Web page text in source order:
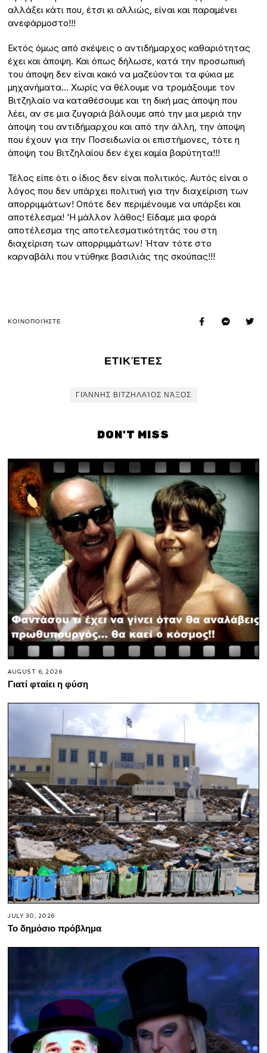
αλλάξει κάτι που, έτσι κι αλλιώς, είναι και παραμένει
ανεφάρμοστο!!!
Εκτός όμως από σκέψεις ο αντιδήμαρχος καθαριότητας
έχει και άποψη. Και όπως δήλωσε, κατά την προσωπική
του άποψη δεν είναι κακό να μαζεύονται τα φύκια με
μηχανήματα… Χωρίς να θέλουμε να τρομάξουμε τον
Βιτζηλαίο να καταθέσουμε και τη δική μας άποψη που
λέει, αν σε μια ζυγαριά βάλουμε από την μια μεριά την
άποψη του αντιδήμαρχου και από την άλλη, την άποψη
που έχουν για την Ποσειδωνία οι επιστήμονες, τότε η
άποψη του Βιτζηλαίου δεν έχει καμία βαρύτητα!!!
Τέλος είπε ότι ο ίδιος δεν είναι πολιτικός. Αυτός είναι ο
λόγος που δεν υπάρχει πολιτική για την διαχείριση των
απορριμμάτων! Οπότε δεν περιμένουμε να υπάρξει και
αποτέλεσμα! ‘Η μάλλον λάθος! Είδαμε μια φορά
αποτέλεσμα της αποτελεσματικότητάς του στη
διαχείριση των απορριμμάτων! Ήταν τότε στο
καρναβάλι που ντύθηκε βασιλιάς της σκούπας!!!
ΚΟΙΝΟΠΟΙΉΣΤΕ
ΕΤΙΚΈΤΕΣ
ΓΙΆΝΝΗΣ ΒΙΤΖΗΛΑΊΟΣ ΝΆΞΟΣ
DON'T MISS
AUGUST 6, 2026
Γιατί φταίει η φύση
JULY 30, 2026
Το δημόσιο πρόβλημα